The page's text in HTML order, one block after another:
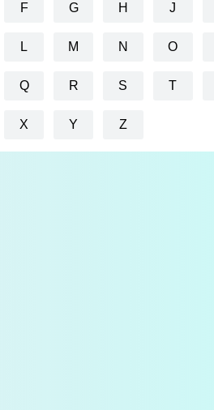
F G H J
L M N O
Q R S T
X Y Z